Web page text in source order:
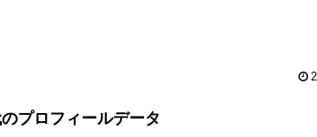
プロフィールデータ